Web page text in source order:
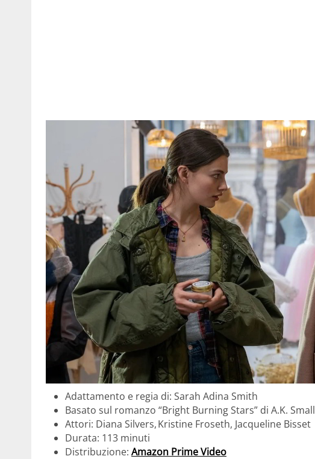
Adattamento e regia di: Sarah Adina Smith
Basato sul romanzo “Bright Burning Stars” di A.K. Small
Attori: Diana Silvers, Kristine Froseth, Jacqueline Bisset
Durata: 113 minuti
Distribuzione: Amazon Prime Video